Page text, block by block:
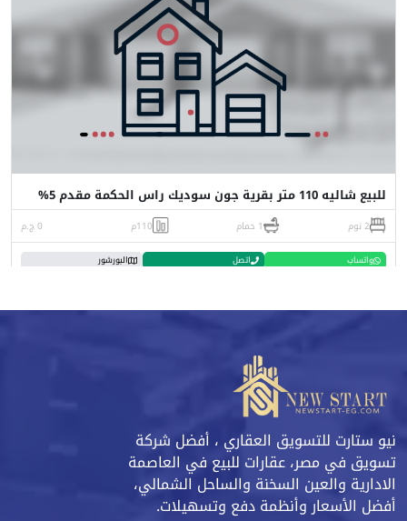
للبيع شاليه 110 متر بقرية جون سوديك راس الحكمة مقدم 5%
2 نوم 1 حمام 110م 0 ج.م
واتساب اتصل البورشور
نيو ستارت للتسويق العقاري ، أفضل شركة
تسويق في مصر، عقارات للبيع في العاصمة
الادارية والعين السخنة والساحل الشمالي،
أفضل الأسعار وأنظمة دفع وتسهيلات.